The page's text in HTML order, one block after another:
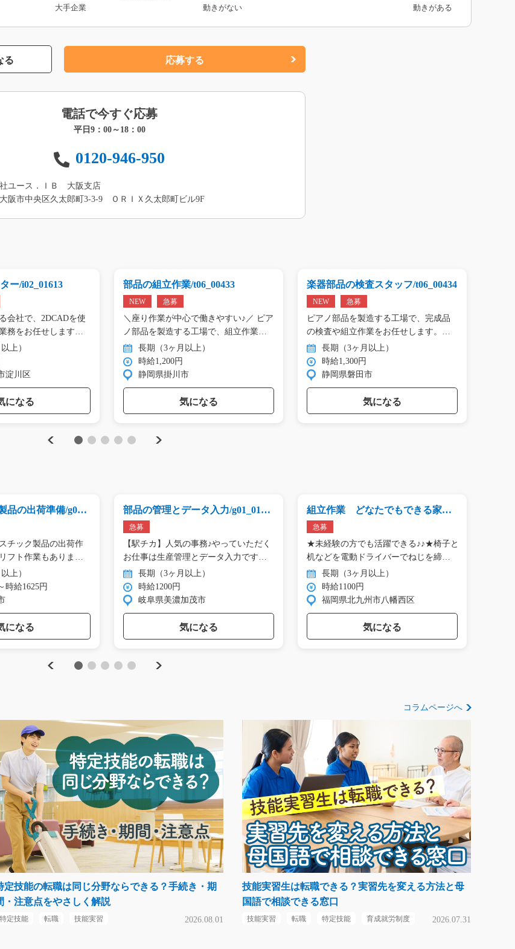
大手企業 動きがない 動きがある
る 応募する
電話で今すぐ応募
平日9：00～18：00
0120-946-950
ユース．ＩＢ 大阪支店
阪市中央区久太郎町3-3-9 ＯＲＩＸ久太郎町ビル9F
Previous
ー/i02_01613
会社で、2DCADを使
務をお任せします。
上）
淀川区
になる
部品の組立作業/t06_00433
NEW 急募
＼座り作業が中心で働きやすい♪／ ピア
ノ部品を製造する工場で、組立作業…
長期（3ヶ月以上）
時給1,200円
静岡県掛川市
気になる
楽器部品の検査スタッフ/t06_00434
NEW 急募
ピアノ部品を製造する工場で、完成品
の検査や組立作業をお任せします。
目… 長期（3ヶ月以上）
時給1,300円
静岡県磐田市
気になる
Next
Previous
品の出荷準備/g01_
チック製品の出荷作
フト作業もあります
上）
時給1625円
になる
部品の管理とデータ入力/g01_0161
0急募
【駅チカ】人気の事務♪やっていただく
お仕事は生産管理とデータ入力です
☆… 長期（3ヶ月以上）
時給1200円
岐阜県美濃加茂市
気になる
組立作業 どなたでもできる家具
を組立て/y08_01028
急募
★未経験の方でも活躍できる♪♪★椅子と
机などを電動ドライバーでねじを締
め… 長期（3ヶ月以上）
時給1100円
福岡県北九州市八幡西区
気になる
Next
コラムページへ
定技能の転職は同じ分野ならできる？手続き・期
・注意点をやさしく解説
特定技能 転職 技能実習 2026.08.01
技能実習生は転職できる？実習先を変える方法と母
国語で相談できる窓口
技能実習 転職 特定技能 育成就労制度 2026.07.31